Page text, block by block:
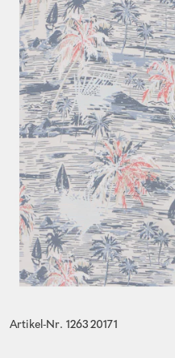
Artikel-Nr. 126320171